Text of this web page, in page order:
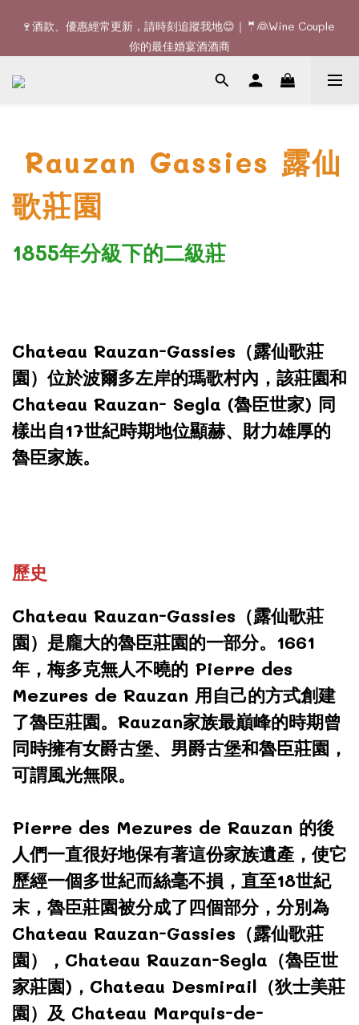
🚚Free delivery upon 6 bottles｜Terroir Collection - 3
bottles free delivery
🍷酒款、優惠經常更新，請時刻追蹤我地😊｜🤵👰Wine Couple
你的最佳婚宴酒酒商
🚚Free delivery upon 6 bottles｜Terroir Collection - 3
Rauzan Gassies 露仙
歌莊園
1855年分級下的二級莊
Chateau Rauzan-Gassies（露仙歌莊
園）位於波爾多左岸的瑪歌村內，該莊園和
Chateau Rauzan- Segla (魯臣世家) 同
樣出自17世紀時期地位顯赫、財力雄厚的
魯臣家族。
歷史
Chateau Rauzan-Gassies（露仙歌莊
園）是龐大的魯臣莊園的一部分。1661
年，梅多克無人不曉的 Pierre des
Mezures de Rauzan 用自己的方式創建
了魯臣莊園。Rauzan家族最巔峰的時期曾
同時擁有女爵古堡、男爵古堡和魯臣莊園，
可謂風光無限。
Pierre des Mezures de Rauzan 的後
人們一直很好地保有著這份家族遺產，使它
歷經一個多世紀而絲毫不損，直至18世紀
末，魯臣莊園被分成了四個部分，分別為
Chateau Rauzan-Gassies（露仙歌莊
園），Chateau Rauzan-Segla（魯臣世
家莊園)，Chateau Desmirail（狄士美莊
園）及 Chateau Marquis-de-